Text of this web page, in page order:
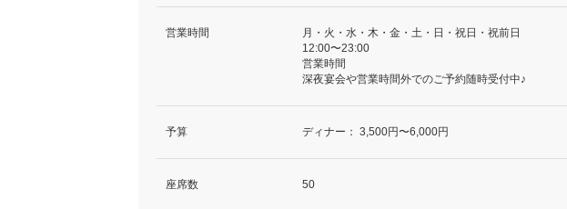
営業時間
月・火・水・木・金・土・日・祝日・祝前日
12:00〜23:00
営業時間
深夜宴会や営業時間外でのご予約随時受付中♪
予算 ディナー： 3,500円〜6,000円
座席数 50